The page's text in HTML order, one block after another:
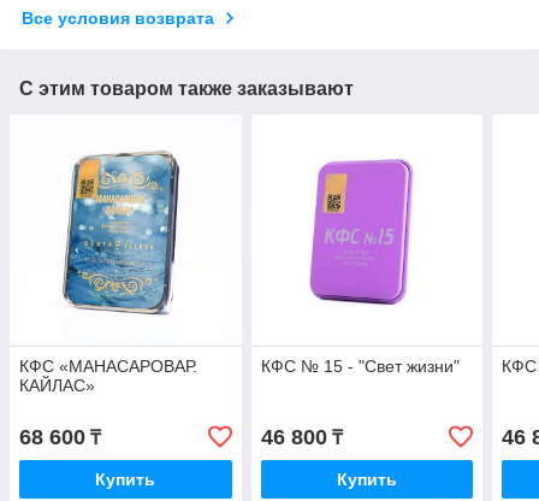
Все условия возврата
С этим товаром также заказывают
КФС «МАНАСАРОВАР.
КАЙЛАС»
68 600 ₸
Купить
КФС № 15 - "Свет жизни"
46 800₸
Купить
46